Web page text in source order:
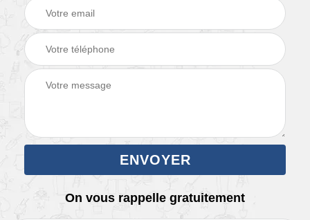
On vous rappelle gratuitement